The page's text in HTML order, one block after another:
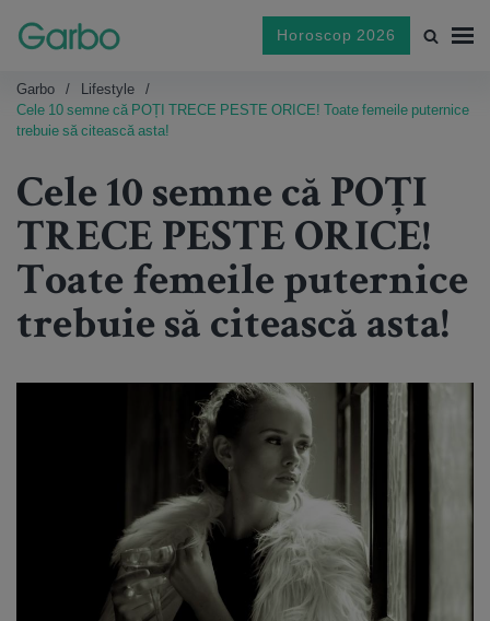
Horoscop 2026
Garbo
Lifestyle
Cele 10 semne că POȚI TRECE PESTE ORICE! Toate femeile puternice
trebuie să citească asta!
Cele 10 semne că POȚI
TRECE PESTE ORICE!
Toate femeile puternice
trebuie să citească asta!